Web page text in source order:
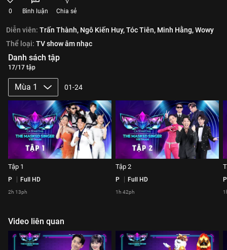
0 Bình luận Chia sẻ
Diễn viên: Trấn Thành, Ngô Kiến Huy,Tóc Tiên, Minh Hằng,Wowy
Thể loại: TV show âm nhạc
Danh sách tập
17/17 tập
Mùa 1 01-24
Tập 1
P Full HD
2h 13ph
Tập 2
P Full HD
1h 42ph
P
Video liên quan